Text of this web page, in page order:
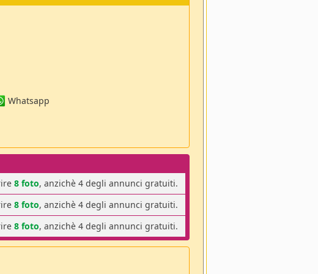
Whatsapp
8 foto, anzichè 4 degli annunci gratuiti.
8 foto, anzichè 4 degli annunci gratuiti.
8 foto, anzichè 4 degli annunci gratuiti.